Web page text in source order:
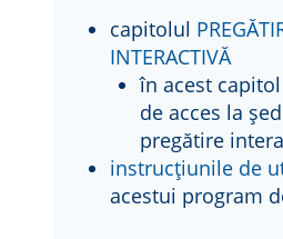
capitolul
INTERACTIVĂ
în acest
de acces la
pregătire
instrucțiunile de
acestui program